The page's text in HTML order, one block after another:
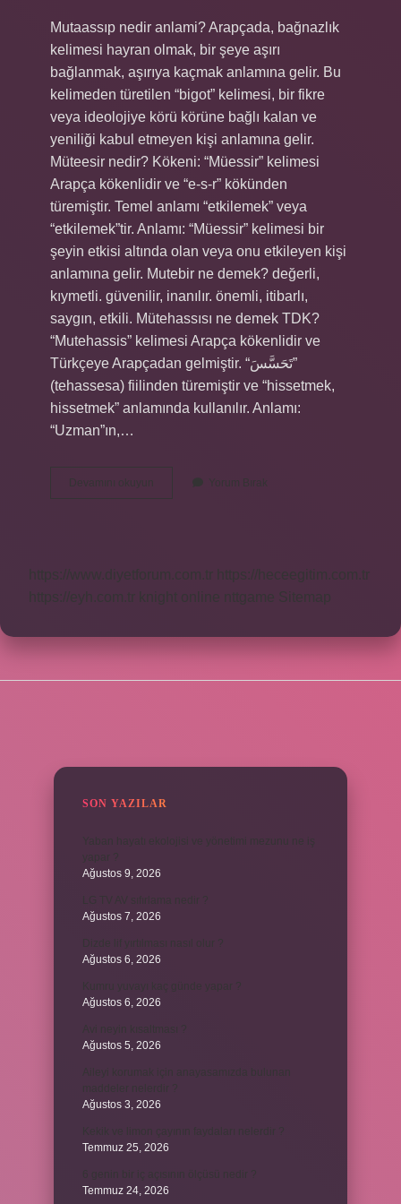
Mutaassıp nedir anlami? Arapçada, bağnazlık
kelimesi hayran olmak, bir şeye aşırı
bağlanmak, aşırıya kaçmak anlamına gelir. Bu
kelimeden türetilen “bigot” kelimesi, bir fikre
veya ideolojiye körü körüne bağlı kalan ve
yeniliği kabul etmeyen kişi anlamına gelir.
Müteesir nedir? Kökeni: “Müessir” kelimesi
Arapça kökenlidir ve “e-s-r” kökünden
türemiştir. Temel anlamı “etkilemek” veya
“etkilemek”tir. Anlamı: “Müessir” kelimesi bir
şeyin etkisi altında olan veya onu etkileyen kişi
anlamına gelir. Mutebir ne demek? değerli,
kıymetli. güvenilir, inanılır. önemli, itibarlı,
saygın, etkili. Mütehassısı ne demek TDK?
“Mutehassis” kelimesi Arapça kökenlidir ve
Türkçeye Arapçadan gelmiştir. “تَحَسَّسَ”
(tehassesa) fiilinden türemiştir ve “hissetmek,
hissetmek” anlamında kullanılır. Anlamı:
“Uzman”ın,…
Devamını okuyun
Mutessir
Ne
Yorum Bırak
https://www.diyetforum.com.tr
https://heceegitim.com.tr
https://eyh.com.tr
knight online nttgame Sitemap
SON YAZILAR
Ağustos 9, 2026
Ağustos 7, 2026
Ağustos 6, 2026
Ağustos 6, 2026
Ağustos 5, 2026
Ağustos 3, 2026
Temmuz 25, 2026
Temmuz 24, 2026